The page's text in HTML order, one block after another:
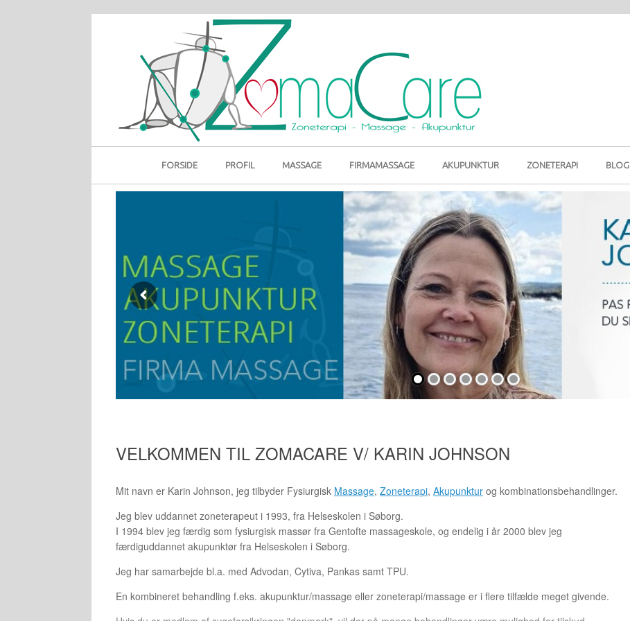
FORSIDE PROFIL MASSAGE FIRMAMASSAGE AKUPUNKTUR ZONETERAPI BLOG
VELKOMMEN TIL ZOMACARE V/ KARIN JOHNSON
Mit navn er Karin Johnson, jeg tilbyder Fysiurgisk Massage, Zoneterapi, Akupunktur og kombinationsbehandlinger.
Jeg blev uddannet zoneterapeut i 1993, fra Helseskolen i Søborg.
I 1994 blev jeg færdig som fysiurgisk massør fra Gentofte massageskole, og endelig i år 2000 blev jeg
færdiguddannet akupunktør fra Helseskolen i Søborg.
Jeg har samarbejde bl.a. med Advodan, Cytiva, Pankas samt TPU.
En kombineret behandling f.eks. akupunktur/massage eller zoneterapi/massage er i flere tilfælde meget givende.